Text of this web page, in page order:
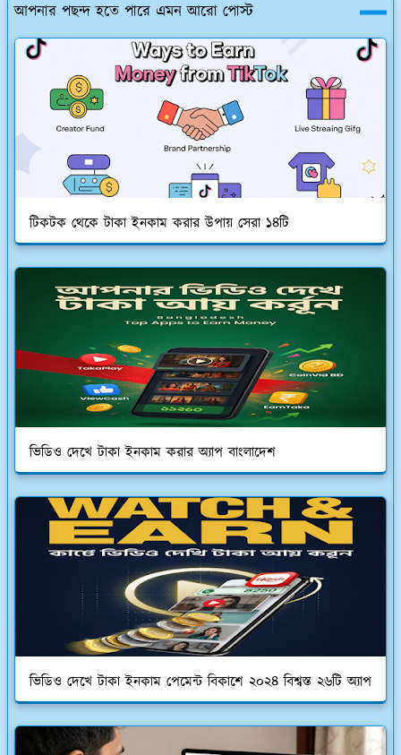
আপনার পছন্দ হতে পারে এমন আরো পোস্ট
টিকটক থেকে টাকা ইনকাম করার উপায় সেরা ১৪টি
ভিডিও দেখে টাকা ইনকাম করার অ্যাপ বাংলাদেশ
ভিডিও দেখে টাকা ইনকাম পেমেন্ট বিকাশে ২০২৪ বিশ্বস্ত ২৬টি অ্যাপ